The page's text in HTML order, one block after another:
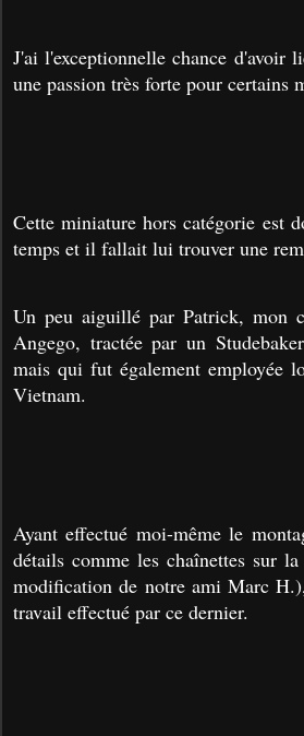
J'ai l'exceptionnelle chance d'avoir
une passion très forte pour
Cette miniature hors catégorie est
temps et il fallait lui trouver une
Un peu aiguillé par Patrick, mon
Angego, tractée par un
mais qui fut également employée
Vietnam.
Ayant effectué moi-même le
détails comme les chaînettes sur
modification de notre ami Marc
travail effectué par ce dernier.